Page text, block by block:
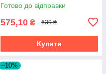
Готово до відправки
575,10 ₴ 639 ₴
Купити
–10%